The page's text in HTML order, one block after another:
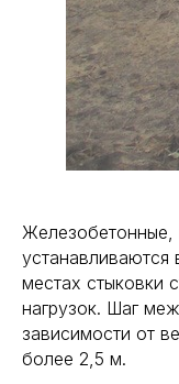
Железобетонные,
устанавливаются
местах стыковки
нагрузок. Шаг
зависимости от
более 2,5 м.